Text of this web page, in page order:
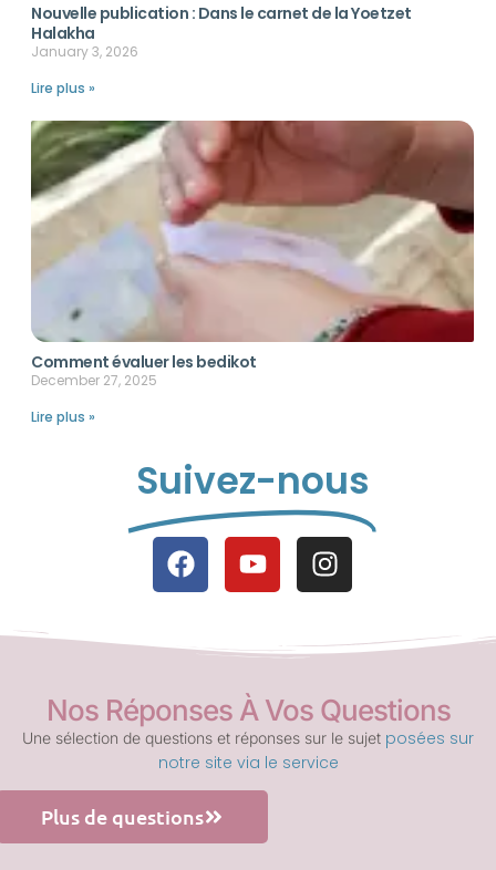
Nouvelle publication : Dans le carnet de la Yoetzet
Halakha
January 3, 2026
Lire plus »
Comment évaluer les bedikot
December 27, 2025
Lire plus »
Suivez-nous
Nos Réponses À Vos Questions
Une sélection de questions et réponses sur le sujet posées sur
notre site via le service
Plus de questions